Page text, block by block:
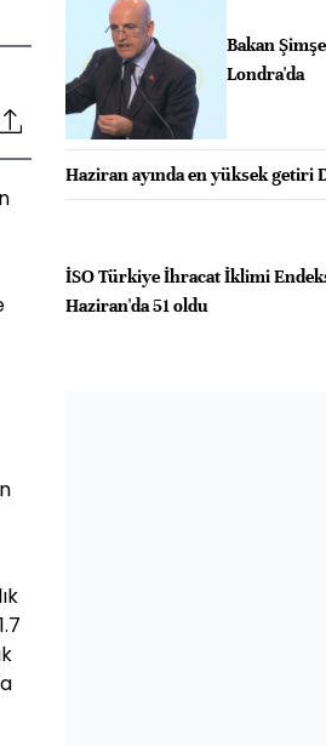
Bakan
Londra'da
Haziran ayında en yüksek getiri
İSO Türkiye İhracat İklimi
Haziran'da 51 oldu